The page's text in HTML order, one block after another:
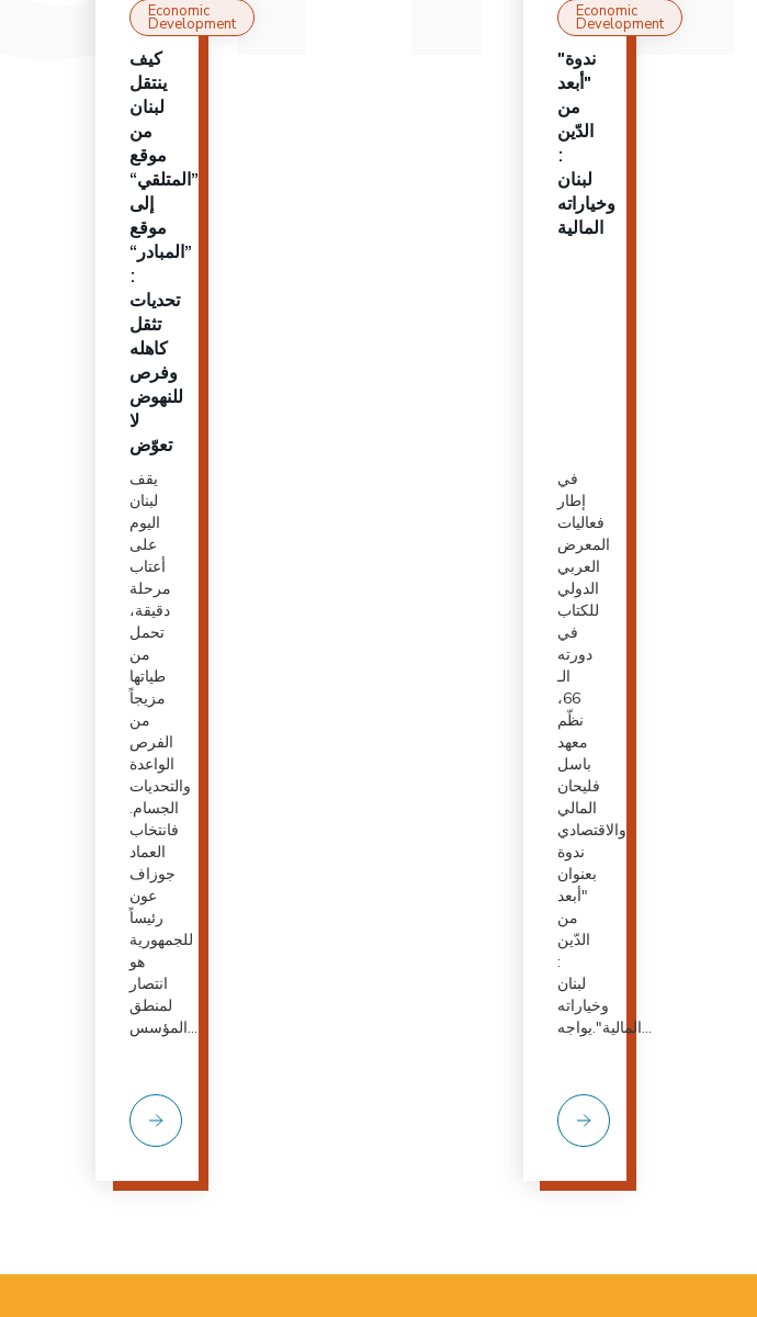
Economic
Development
كيف
ينتقل
لبنان
من
موقع
”المتلقي“
إلى
موقع
”المبادر“
:
تحديات
تثقل
كاهله
وفرص
للنهوض
لا
تعوّض
يقف
لبنان
اليوم
على
أعتاب
مرحلة
دقيقة،
تحمل
من
طياتها
مزيجاً
من
الفرص
الواعدة
والتحديات
الجسام.
فانتخاب
العماد
جوزاف
عون
رئيساً
للجمهورية
هو
انتصار
لمنطق
المؤسس...
Economic
Development
"ندوة
"أبعد
من
الدّين
:
لبنان
وخياراته
المالية
في
إطار
فعاليات
المعرض
العربي
الدولي
للكتاب
في
دورته
الـ
66،
نظّم
معهد
باسل
فليحان
المالي
والاقتصادي
ندوة
بعنوان
"أبعد
من
الدّين
:
لبنان
وخياراته
المالية".يواجه...